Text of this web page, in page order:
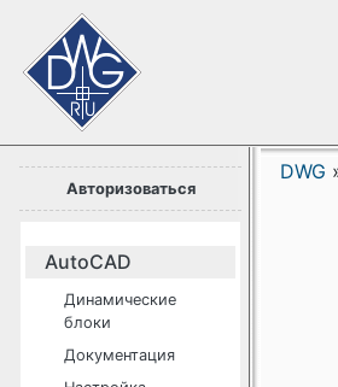
Авторизоваться
AutoCAD
Динамические
блоки
Документация
DWG